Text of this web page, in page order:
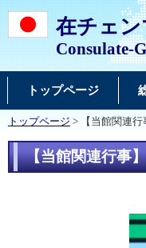
在チェ
Consulate-
トップページ
トップページ > 【当館関連
【当館関連行事